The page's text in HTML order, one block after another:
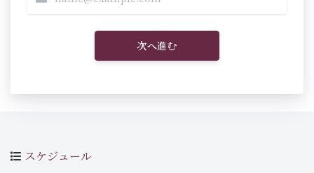
次へ進む
スケジュール